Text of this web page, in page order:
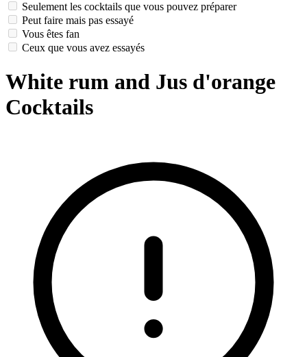
Seulement les cocktails que vous pouvez préparer
Peut faire mais pas essayé
Vous êtes fan
Ceux que vous avez essayés
White rum and Jus d'orange
Cocktails